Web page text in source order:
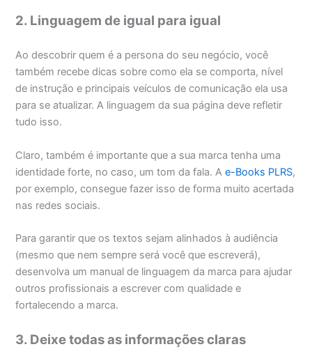
2. Linguagem de igual para igual
Ao descobrir quem é a persona do seu negócio, você
também recebe dicas sobre como ela se comporta, nível
de instrução e principais veículos de comunicação ela usa
para se atualizar. A linguagem da sua página deve refletir
tudo isso.
Claro, também é importante que a sua marca tenha uma
identidade forte, no caso, um tom da fala. Ae-Books PLRS,
por exemplo, consegue fazer isso de forma muito acertada
nas redes sociais.
Para garantir que os textos sejam alinhados à audiência
(mesmo que nem sempre será você que escreverá),
desenvolva um manual de linguagem da marca para ajudar
outros profissionais a escrever com qualidade e
fortalecendo a marca.
3. Deixe todas as informações claras